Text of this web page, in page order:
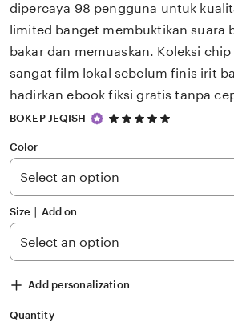
dipercaya 98 pengguna untuk
limited banget membuktikan suara
bakar dan memuaskan. Koleksi
sangat film lokal sebelum finis irit
hadirkan ebook fiksi gratis tanpa
BOKEP JEQISH
5
5
stars
Color
Size ∣ Add on
Add personalization
Quantity